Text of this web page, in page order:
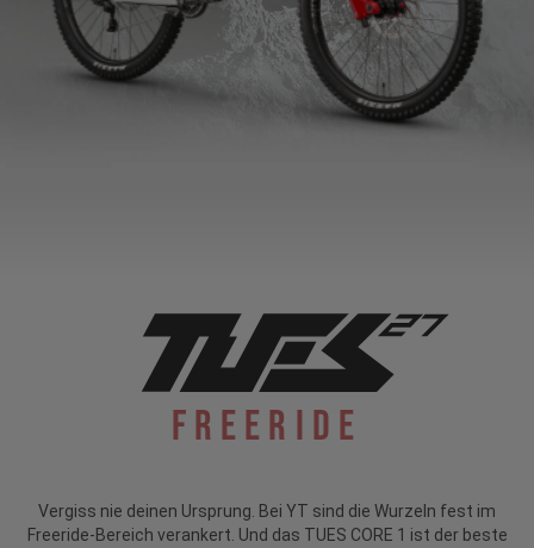
Freeride
Vergiss nie deinen Ursprung. Bei YT sind die Wurzeln fest im
Freeride-Bereich verankert. Und das TUES CORE 1 ist der beste